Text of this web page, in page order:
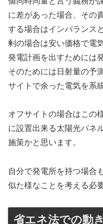
に差があった場合、その
する場合はインバランス
剰の場合は安い価格で電
発電計画を出すためには
そのためには日射量の予
サイトで余った電気を系
オフサイトの場合はこの
に設置出来る太陽光パネ
施策かと思います。
自分で発電所を持つ場合
似た様なことを考える必
省エネ法での動き